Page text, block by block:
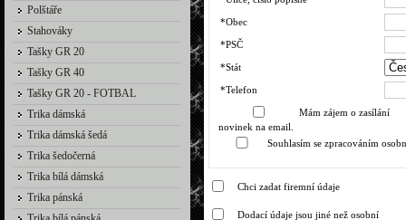
Polštáře
Stahováky
Tašky GR 20
Tašky GR 40
Tašky GR 20 - FOTBAL
Trika dámská
Trika dámská šedá
Trika šedočerná
Trika bílá dámská
Trika pánská
*Obec
*PSČ
*Stát
*Telefon
Mám zájem o zasílání
novinek na email.
Souhlasím se zpracováním
Chci zadat firemní údaje
Dodací údaje jsou jiné než osobní